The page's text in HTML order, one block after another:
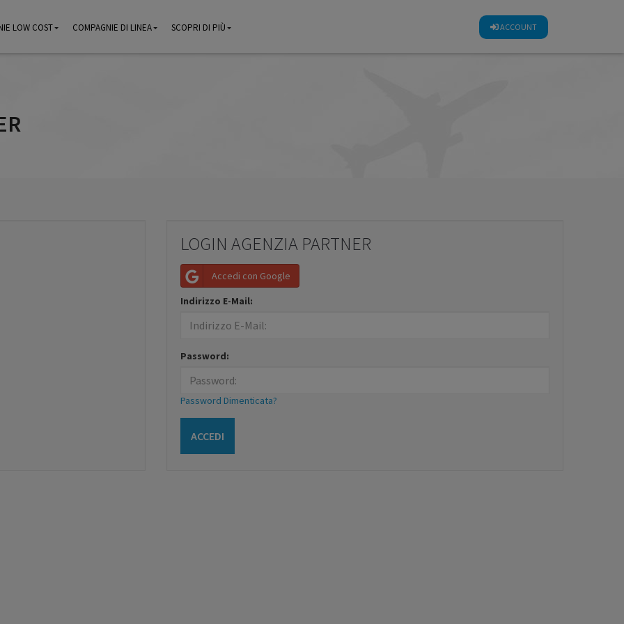
LOW COST COMPAGNIE DI LINEA SCOPRI DI PIÙ ACCOUNT
LOW COST COMPAGNIE DI LINEA SCOPRI DI PIÙ CALCOLA SUBITO IL TUO INDENNIZZO
LOGIN AGENZIA PARTNER
Accedi con Google
Indirizzo E-Mail:
Password:
Password Dimenticata?